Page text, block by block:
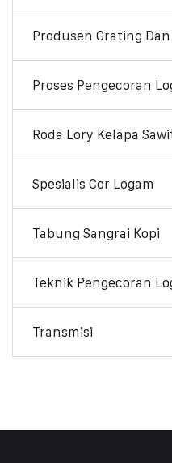
Produsen Grating
Proses Pengecoran
Roda Lory Kelapa
Spesialis Cor Logam
Tabung Sangrai Kopi
Teknik Pengecoran
Transmisi